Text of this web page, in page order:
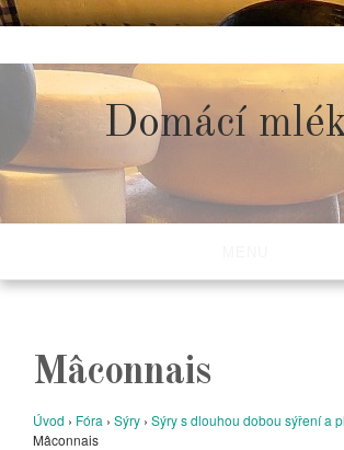
to
content
Domácí
Mâconnais
Úvod › Fóra › Sýry › Sýry s dlouhou dobou sýření a
Mâconnais